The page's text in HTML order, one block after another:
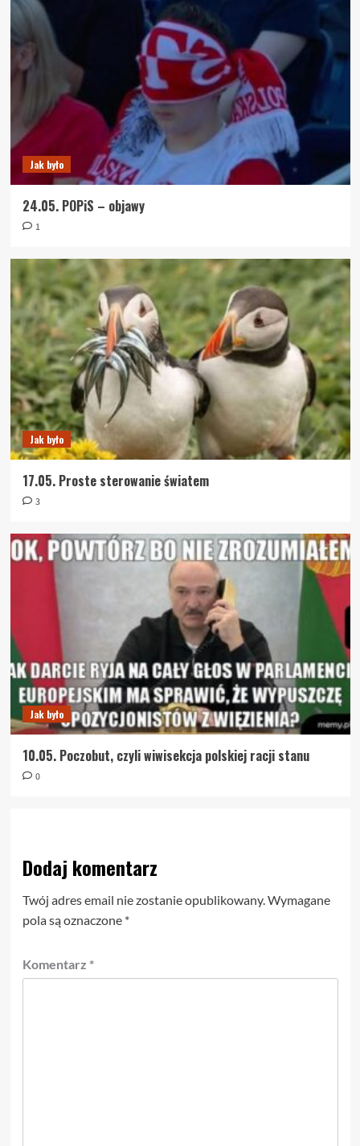
Jak było
24.05. POPiS – objawy
1
Jak było
17.05. Proste sterowanie światem
3
Jak było
10.05. Poczobut, czyli wiwisekcja polskiej racji stanu
0
Dodaj komentarz
Twój adres email nie zostanie opublikowany.Wymagane
pola są oznaczone *
Komentarz *